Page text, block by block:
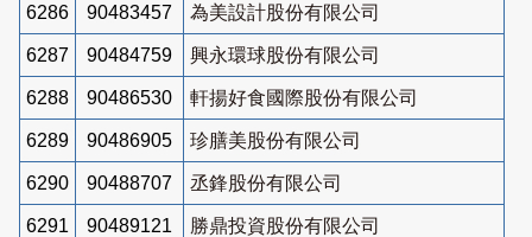
6286 90483457 為美設計股份有限公司
6287 90484759 興永環球股份有限公司
6288 90486530 軒揚好食國際股份有限公司
6289 90486905 珍膳美股份有限公司
6290 90488707 丞鋒股份有限公司
6291 90489121 勝鼎投資股份有限公司